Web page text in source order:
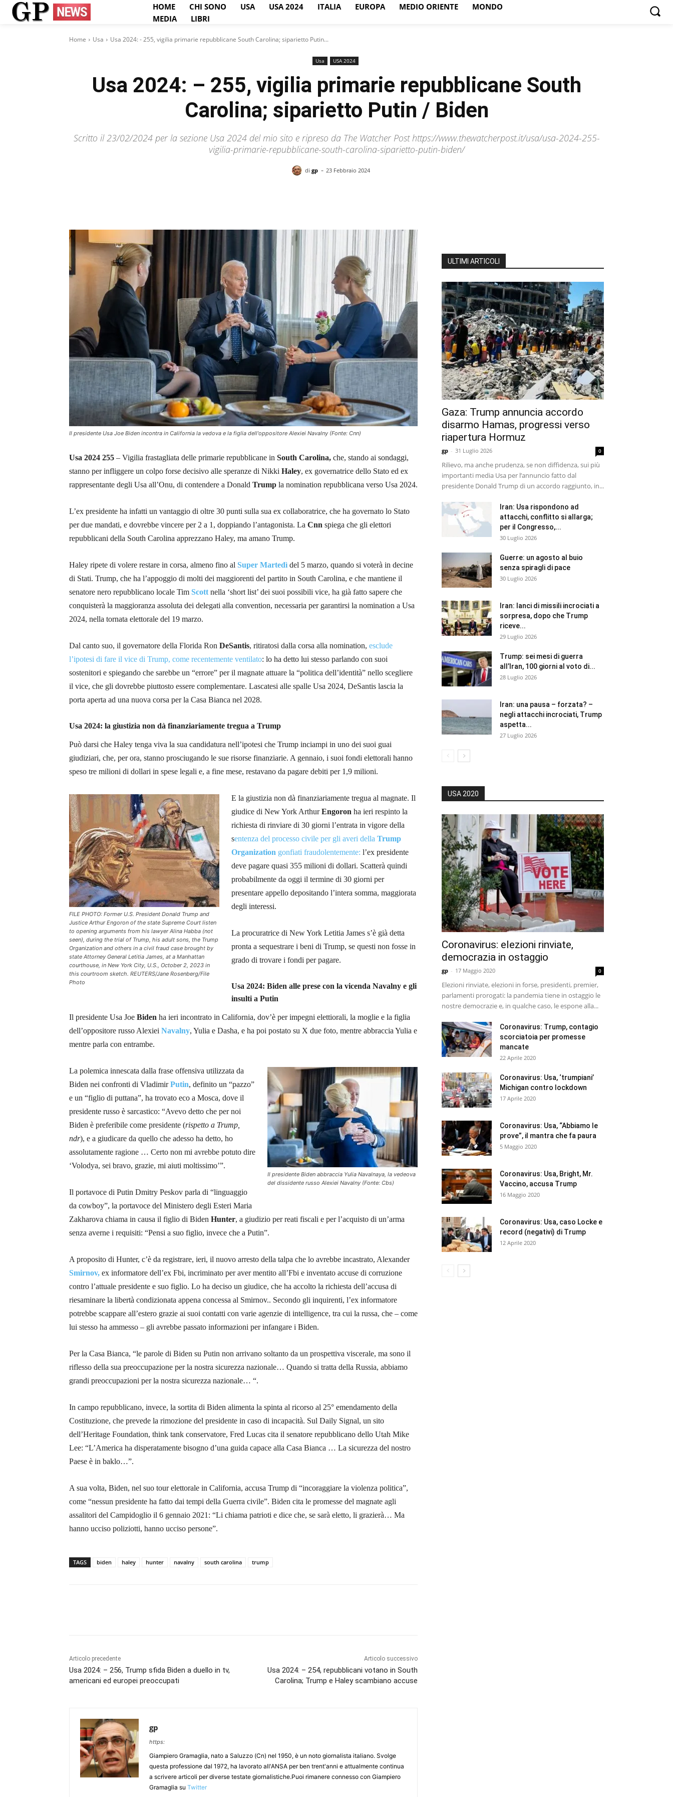
HOME CHI SONO USA USA 2024 ITALIA EUROPA MEDIO ORIENTE
MONDO
MEDIA
LIBRI
Home Usa Usa 2024: - 255, vigilia primarie repubblicane South Carolina; siparietto Putin...
Usa USA 2024
Usa 2024: – 255, vigilia primarie repubblicane South
Carolina; siparietto Putin / Biden
Scritto il 23/02/2024 per la sezione Usa 2024 del mio sito e ripreso da The Watcher Post https://www.thewatcherpost.it/usa/usa-2024-255-
vigilia-primarie-repubblicane-south-carolina-siparietto-putin-biden/
di gp - 23 Febbraio 2024
Il presidente Usa Joe Biden incontra in California la vedova e la figlia dell'oppositore Alexiei Navalny (Fonte: Cnn)
Usa 2024 255 – Vigilia frastagliata delle primarie repubblicane in South Carolina, che, stando ai sondaggi,
stanno per infliggere un colpo forse decisivo alle speranze di Nikki Haley, ex governatrice dello Stato ed ex
rappresentante degli Usa all’Onu, di contendere a Donald Trump la nomination repubblicana verso Usa 2024.
L’ex presidente ha infatti un vantaggio di oltre 30 punti sulla sua ex collaboratrice, che ha governato lo Stato
per due mandati, e dovrebbe vincere per 2 a 1, doppiando l’antagonista. La Cnn spiega che gli elettori
repubblicani della South Carolina apprezzano Haley, ma amano Trump.
Haley ripete di volere restare in corsa, almeno fino al Super Martedì del 5 marzo, quando si voterà in decine
di Stati. Trump, che ha l’appoggio di molti dei maggiorenti del partito in South Carolina, e che mantiene il
senatore nero repubblicano locale Tim Scott nella ‘short list’ dei suoi possibili vice, ha già fatto sapere che
conquisterà la maggioranza assoluta dei delegati alla convention, necessaria per garantirsi la nomination a Usa
2024, nella tornata elettorale del 19 marzo.
Dal canto suo, il governatore della Florida Ron DeSantis, ritiratosi dalla corsa alla nomination, esclude
l’ipotesi di fare il vice di Trump, come recentemente ventilato: lo ha detto lui stesso parlando con suoi
sostenitori e spiegando che sarebbe un “errore” per il magnate attuare la “politica dell’identità” nello scegliere
il vice, che gli dovrebbe piuttosto essere complementare. Lascatesi alle spalle Usa 2024, DeSantis lascia la
porta aperta ad una nuova corsa per la Casa Bianca nel 2028.
Usa 2024: la giustizia non dà finanziariamente tregua a Trump
Può darsi che Haley tenga viva la sua candidatura nell’ipotesi che Trump inciampi in uno dei suoi guai
giudiziari, che, per ora, stanno prosciugando le sue risorse finanziarie. A gennaio, i suoi fondi elettorali hanno
speso tre milioni di dollari in spese legali e, a fine mese, restavano da pagare debiti per 1,9 milioni.
FILE PHOTO: Former U.S. President Donald Trump and
Justice Arthur Engoron of the state Supreme Court listen
to opening arguments from his lawyer Alina Habba (not
seen), during the trial of Trump, his adult sons, the Trump
Organization and others in a civil fraud case brought by
state Attorney General Letitia James, at a Manhattan
courthouse, in New York City, U.S., October 2, 2023 in
this courtroom sketch. REUTERS/Jane Rosenberg/File
Photo
E la giustizia non dà finanziariamente tregua al magnate. Il
giudice di New York ArthurEngoron ha ieri respinto la
richiesta di rinviare di 30 giorni l’entrata in vigore della
sentenza del processo civile per gli averi della Trump
Organization gonfiati fraudolentemente: l’ex presidente
deve pagare quasi 355 milioni di dollari. Scatterà quindi
probabilmente da oggi il termine di 30 giorni per
presentare appello depositando l’intera somma, maggiorata
degli interessi.
La procuratrice di New York Letitia James s’è già detta
pronta a sequestrare i beni di Trump, se questi non fosse in
grado di trovare i fondi per pagare.
Usa 2024: Biden alle prese con la vicenda Navalny e gli
insulti a Putin
Il presidente Usa Joe Biden ha ieri incontrato in California, dov’è per impegni elettiorali, la moglie e la figlia
dell’oppositore russo Alexiei Navalny, Yulia e Dasha, e ha poi postato su X due foto, mentre abbraccia Yulia e
mentre parla con entrambe.
Il presidente Biden abbraccia Yulia Navalnaya, la vedeova
del dissidente russo Alexiei Navalny (Fonte: Cbs)
La polemica innescata dalla frase offensiva utilizzata da
Biden nei confronti di VladimirPutin, definito un “pazzo”
e un “figlio di puttana”, ha trovato eco a Mosca, dove il
presidente russo è sarcastico: “Avevo detto che per noi
Biden è preferibile come presidente (rispetto a Trump,
ndr), e a giudicare da quello che adesso ha detto, ho
assolutamente ragione … Certo non mi avrebbe potuto dire
‘Volodya, sei bravo, grazie, mi aiuti moltissimo’”.
Il portavoce di Putin Dmitry Peskov parla di “linguaggio
da cowboy”, la portavoce del Ministero degli Esteri Maria
Zakharova chiama in causa il figlio di Biden Hunter, a giudizio per reati fiscali e per l’acquisto di un’arma
senza averne i requisiti: “Pensi a suo figlio, invece che a Putin”.
A proposito di Hunter, c’è da registrare, ieri, il nuovo arresto della talpa che lo avrebbe incastrato, Alexander
Smirnov, ex informatore dell’ex Fbi, incriminato per aver mentito all’Fbi e inventato accuse di corruzione
contro l’attuale presidente e suo figlio. Lo ha deciso un giudice, che ha accolto la richiesta dell’accusa di
riesaminare la libertà condizionata appena concessa al Smirnov.. Secondo gli inquirenti, l’ex informatore
potrebbe scappare all’estero grazie ai suoi contatti con varie agenzie di intelligence, tra cui la russa, che – come
lui stesso ha ammesso – gli avrebbe passato informazioni per infangare i Biden.
Per la Casa Bianca, “le parole di Biden su Putin non arrivano soltanto da un prospettiva viscerale, ma sono il
riflesso della sua preoccupazione per la nostra sicurezza nazionale… Quando si tratta della Russia, abbiamo
grandi preoccupazioni perla nostra sicurezza nazionale… “.
In campo repubblicano, invece, la sortita di Biden alimenta la spinta al ricorso al 25° emendamento della
Costituzione, che prevede la rimozione del presidente in caso di incapacità. Sul Daily Signal, un sito
dell’Heritage Foundation, think tank conservatore, Fred Lucas cita il senatore repubblicano dello Utah Mike
Lee: “L’America ha disperatamente bisogno d’una guida capace alla Casa Bianca … La sicurezza del nostro
Paese è in baklo…”.
A sua volta, Biden, nel suo tour elettorale in California, accusa Trump di “incoraggiare la violenza politica”,
come “nessun presidente ha fatto dai tempi della Guerra civile”. Biden cita le promesse del magnate agli
assalitori del Campidoglio il 6 gennaio 2021: “Li chiama patrioti e dice che, se sarà eletto, li grazierà… Ma
hanno ucciso poliziotti, hanno ucciso persone”.
TAGS biden haley hunter navalny south carolina trump
Articolo precedente
Usa 2024: – 256, Trump sfida Biden a duello in tv,
americani ed europei preoccupati
Articolo successivo
Usa 2024: – 254, repubblicani votano in South
Carolina; Trump e Haley scambiano accuse
gp
https:
Giampiero Gramaglia, nato a Saluzzo (Cn) nel 1950, è un noto giornalista italiano. Svolge
questa professione dal 1972, ha lavorato all'ANSA per ben trent'anni e attualmente continua
a scrivere articoli per diverse testate giornalistiche.Puoi rimanere connesso con Giampiero
Gramaglia su Twitter
ULTIMI ARTICOLI
Gaza: Trump annuncia accordo
disarmo Hamas, progressi verso
riapertura Hormuz
gp - 31 Luglio 2026 0
Rilievo, ma anche prudenza, se non diffidenza, sui più
importanti media Usa per l’annuncio fatto dal
presidente Donald Trump di un accordo raggiunto, in...
Iran: Usa rispondono ad
attacchi, conflitto si allarga;
per il Congresso,...
30 Luglio 2026
Guerre: un agosto al buio
senza spiragli di pace
30 Luglio 2026
Iran: lanci di missili incrociati a
sorpresa, dopo che Trump
riceve...
29 Luglio 2026
Trump: sei mesi di guerra
all’Iran, 100 giorni al voto di...
28 Luglio 2026
Iran: una pausa – forzata? –
negli attacchi incrociati, Trump
aspetta...
27 Luglio 2026
USA 2020
Coronavirus: elezioni rinviate,
democrazia in ostaggio
gp - 17 Maggio 2020 0
Elezioni rinviate, elezioni in forse, presidenti, premier,
parlamenti prorogati: la pandemia tiene in ostaggio le
nostre democrazie e, in qualche caso, le espone alla...
Coronavirus: Trump, contagio
scorciatoia per promesse
mancate
22 Aprile 2020
Coronavirus: Usa, ‘trumpiani’
Michigan contro lockdown
17 Aprile 2020
Coronavirus: Usa, “Abbiamo le
prove”, il mantra che fa paura
5 Maggio 2020
Coronavirus: Usa, Bright, Mr.
Vaccino, accusa Trump
16 Maggio 2020
Coronavirus: Usa, caso Locke e
record (negativi) di Trump
12 Aprile 2020